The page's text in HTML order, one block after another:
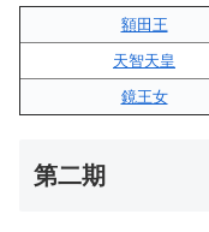
額田王
天智天皇
鏡王女
第二期